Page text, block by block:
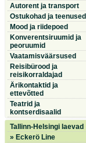
Autorent ja transport
Ostukohad ja teenused
Mood ja riidepoed
Konverentsiruumid ja
peoruumid
Vaatamisväärsused
Reisibürood ja
reisikorraldajad
Ärikontaktid ja
ettevõtted
Teatrid ja
kontserdisaalid
Tallinn-Helsingi laevad
» Eckerö Line